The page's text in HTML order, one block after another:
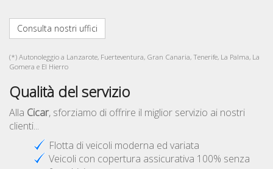
Consulta nostri uffici
(*) Autonoleggio a Lanzarote, Fuerteventura, Gran Canaria, Tenerife, La Palma, La
Gomera e El Hierro
Qualità del servizio
Alla Cicar, sforziamo di offrire il miglior servizio ai nostri
clienti...
Flotta di veicoli moderna ed variata
Veicoli con copertura assicurativa 100% senza